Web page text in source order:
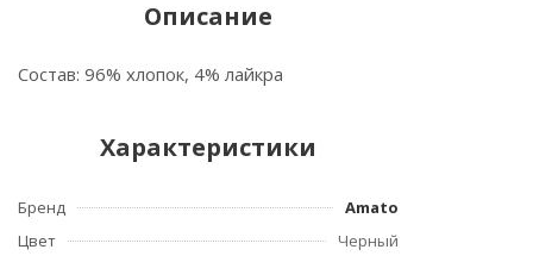
Описание
Состав: 96% хлопок, 4% лайкра
Характеристики
Бренд
Amato
Цвет
Черный